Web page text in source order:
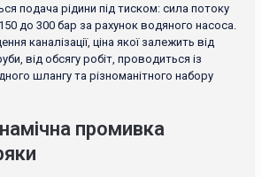
подача рідини під тиском: сила потоку
до 300 бар за рахунок водяного насоса.
каналізації, ціна якої залежить від
від обсягу робіт, проводиться із
шлангу та різноманітного набору
промивка